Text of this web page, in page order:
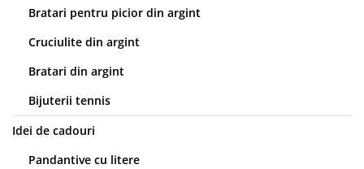
Bratari pentru picior din argint
Cruciulite din argint
Bratari din argint
Bijuterii tennis
Idei de cadouri
Pandantive cu litere